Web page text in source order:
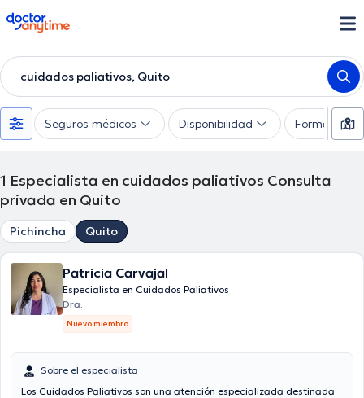
doctoranytime
cuidados paliativos, Quito
Seguros médicos Disponibilidad Formas de
1 Especialista en cuidados paliativos Consulta
privada en Quito
Pichincha Quito
Patricia Carvajal
Especialista en Cuidados Paliativos
Dra.
Nuevo miembro
Sobre el especialista
Los Cuidados Paliativos son una atención especializada destinada